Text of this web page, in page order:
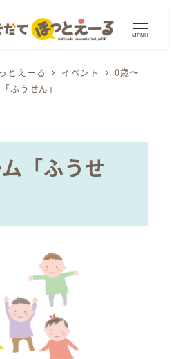
MENU
とえーる イベント
0歳〜
ふうせん」
「ふうせ